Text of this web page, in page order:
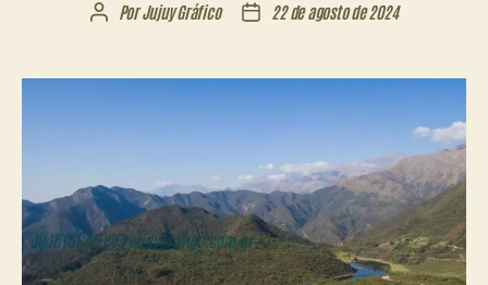
Autor
entrada
PorJujuy Gráfico
Fecha
entrada
22 de agosto de 2024